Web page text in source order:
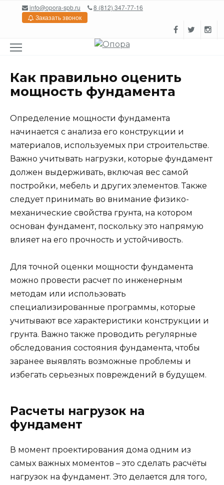
Перейтиinfo@opora-spb.ru
8 (812) 347-77-16
Заказать звонок
Как правильно оценить
мощность фундамента
Определение мощности фундамента
начинается с анализа его конструкции и
материалов, используемых при строительстве.
Важно учитывать нагрузки, которые фундамент
должен выдерживать, включая вес самой
постройки, мебель и других элементов. Также
следует принимать во внимание физико-
механические свойства грунта, на котором
основан фундамент, поскольку это напрямую
влияет на его прочность и устойчивость.
Для точной оценки мощности фундамента
можно провести расчет по инженерным
методам или использовать
специализированные программы, которые
учитывают все характеристики конструкции и
грунта. Важно также проводить регулярные
обследования состояния фундамента, чтобы
заранее выявлять возможные проблемы и
избегать серьезных повреждений в будущем.
Расчеты нагрузок на
фундамент
В момент проектирования дома одним из
самых важных моментов – это сделать расчёты
нагрузок на фундамент. Это делается для того,